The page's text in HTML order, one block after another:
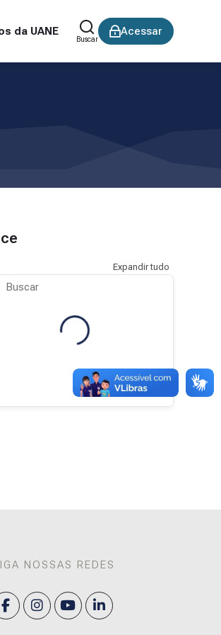
da UANE
Buscar
Acessar
Expandir tudo
NOSSAS REDES